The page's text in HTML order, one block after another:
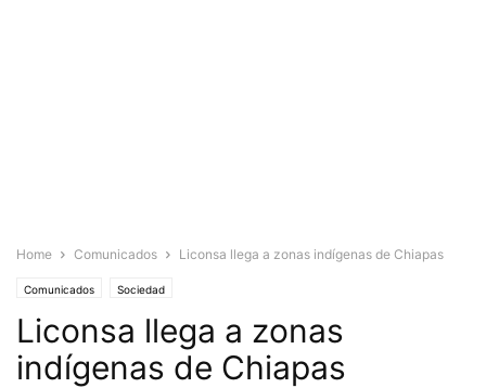
Home Comunicados Liconsa llega a zonas indígenas de Chiapas
Comunicados Sociedad
Liconsa llega a zonas
indígenas de Chiapas